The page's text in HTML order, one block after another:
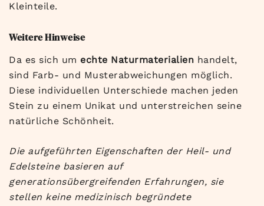
Kleinteile.
Weitere Hinweise
Da es sich um echte Naturmaterialien handelt,
sind Farb- und Musterabweichungen möglich.
Diese individuellen Unterschiede machen jeden
Stein zu einem Unikat und unterstreichen seine
natürliche Schönheit.
Die aufgeführten Eigenschaften der Heil- und
Edelsteine basieren auf
generationsübergreifenden Erfahrungen, sie
stellen keine medizinisch begründete